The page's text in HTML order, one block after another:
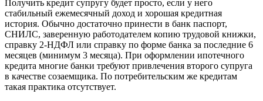
Получить кредит супругу будет просто, если у него
стабильный ежемесячный доход и хорошая кредитная
история. Обычно достаточно принести в банк паспорт,
СНИЛС, заверенную работодателем копию трудовой книжки,
справку 2-НДФЛ или справку по форме банка за последние 6
месяцев (минимум 3 месяца). При оформлении ипотечного
кредита многие банки требуют привлечения второго супруга
в качестве созаемщика. По потребительским же кредитам
такая практика отсутствует.